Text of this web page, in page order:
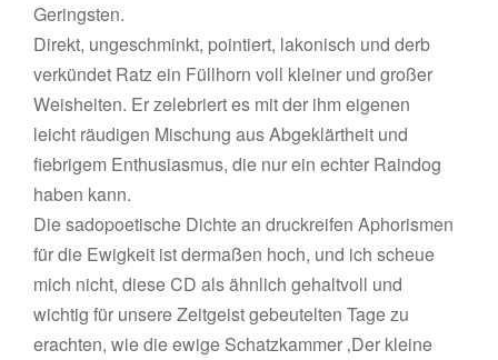
Geringsten.
Direkt, ungeschminkt, pointiert, lakonisch und derb
verkündet Ratz ein Füllhorn voll kleiner und großer
Weisheiten. Er zelebriert es mit der ihm eigenen
leicht räudigen Mischung aus Abgeklärtheit und
fiebrigem Enthusiasmus, die nur ein echter Raindog
haben kann.
Die sadopoetische Dichte an druckreifen Aphorismen
für die Ewigkeit ist dermaßen hoch, und ich scheue
mich nicht, diese CD als ähnlich gehaltvoll und
wichtig für unsere Zeitgeist gebeutelten Tage zu
erachten, wie die ewige Schatzkammer ‚Der kleine